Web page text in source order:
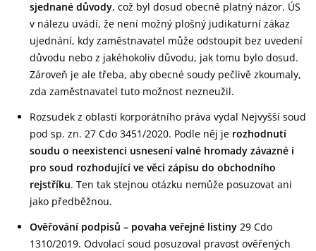
sjednané důvody, což byl dosud obecně platný názor. ÚS
v nálezu uvádí, že není možný plošný judikaturní zákaz
ujednání, kdy zaměstnavatel může odstoupit bez uvedení
důvodu nebo z jakéhokoliv důvodu, jak tomu bylo dosud.
Zároveň je ale třeba, aby obecné soudy pečlivě zkoumaly,
zda zaměstnavatel tuto možnost nezneužil.
Rozsudek z oblasti korporátního práva vydal Nejvyšší soud
pod sp. zn. 27 Cdo 3451/2020. Podle něj je rozhodnutí
soudu o neexistenci usnesení valné hromady závazné i
pro soud rozhodující ve věci zápisu do obchodního
rejstříku. Ten tak stejnou otázku nemůže posuzovat ani
jako předběžnou.
Ověřování podpisů – povaha veřejné listiny 29 Cdo
1310/2019. Odvolací soud posuzoval pravost ověřených